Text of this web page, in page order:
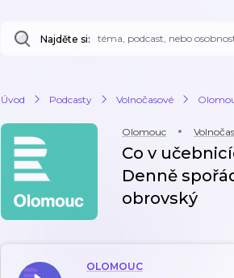
Najděte si:
Úvod Podcasty Volnočasové
Olomouc
Co v
Denně
obrovský
OLOMOUC